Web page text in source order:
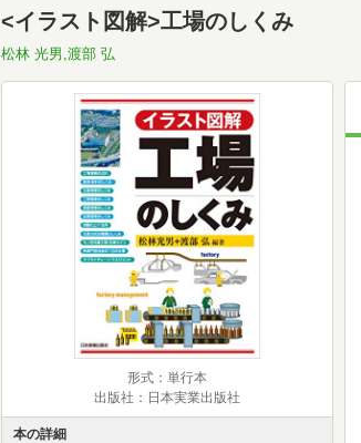
<イラスト図解>工場のしくみ
松林 光男,渡部 弘
形式：単行本
出版社：日本実業出版社
本の詳細